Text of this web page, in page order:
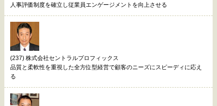
人事評価制度を確立し従業員エンゲージメントを向上させる
(237) 株式会社セントラルプロフィックス
品質と柔軟性を重視した全方位型経営で顧客のニーズにスピーディに応え
る